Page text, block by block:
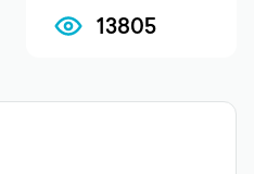
13805